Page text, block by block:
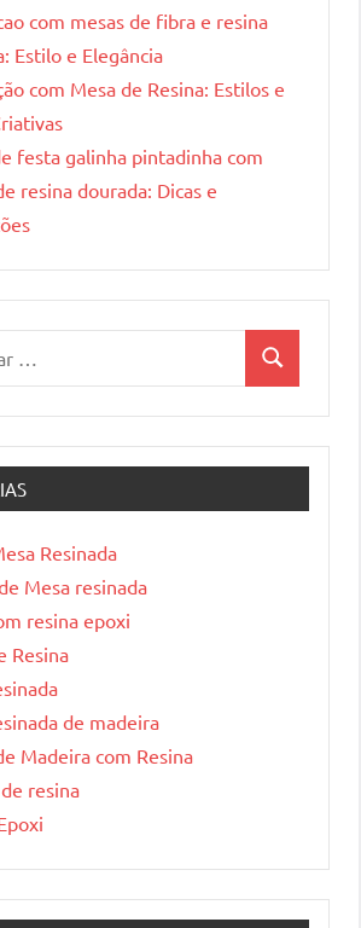
com mesas de fibra e resina
Estilo e Elegância
com Mesa de Resina: Estilos e
festa galinha pintadinha com
resina dourada: Dicas e
Pesquisa
Resinada
Mesa resinada
resina epoxi
Resina
de madeira
Madeira com Resina
resina